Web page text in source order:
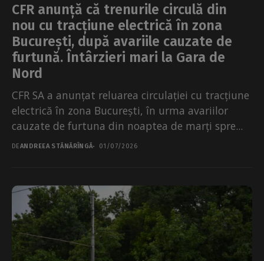
CFR anunță că trenurile circulă din
nou cu tracțiune electrică în zona
București, după avariile cauzate de
furtună. Întârzieri mari la Gara de
Nord
CFR SA a anunțat reluarea circulației cu tracțiune
electrică în zona București, în urma avariilor
cauzate de furtuna din noaptea de marți spre...
DEANDREEA STĂNĂRÎNGĂ 01/07/2026